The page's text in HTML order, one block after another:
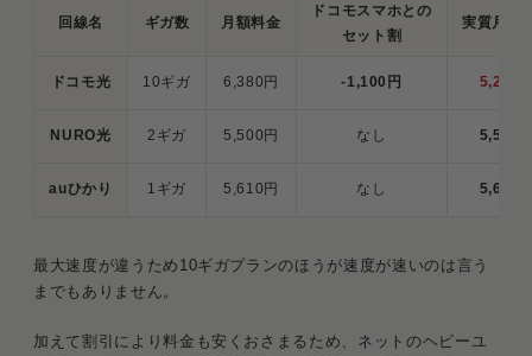
回線名 ギガ数 月額料金
ドコモスマホとの
セット割
実質月額
ドコモ光 10ギガ 6,380円 -1,100円 5,280
NURO光 2ギガ 5,500円 なし 5,500
auひかり 1ギガ 5,610円 なし 5,610
最大速度が違うため10ギガプランのほうが速度が速いのは言う
までもありません。
加えて割引により料金も安くおさまるため、ネットのヘビーユ